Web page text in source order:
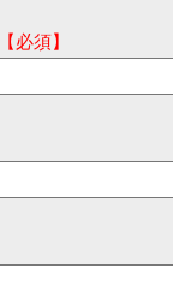
【必須】